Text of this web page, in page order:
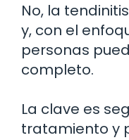
No, la
y, con el
personas
completo.
La clave es
tratamiento y